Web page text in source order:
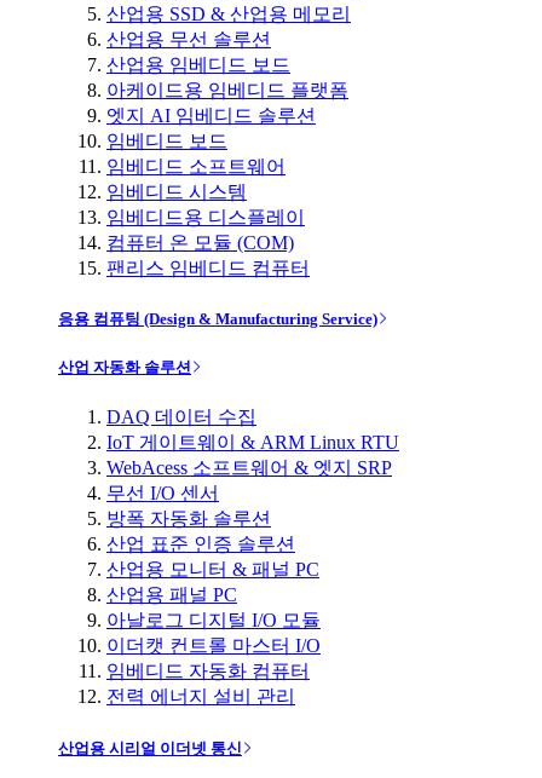
산업용 SSD & 산업용 메모리
산업용 무선 솔루션
산업용 임베디드 보드
아케이드용 임베디드 플랫폼
엣지 AI 임베디드 솔루션
임베디드 보드
임베디드 소프트웨어
임베디드 시스템
임베디드용 디스플레이
컴퓨터 온 모듈 (COM)
팬리스 임베디드 컴퓨터
응용 컴퓨팅 (Design & Manufacturing Service)
산업 자동화 솔루션
DAQ 데이터 수집
IoT 게이트웨이 & ARM Linux RTU
WebAcess 소프트웨어 & 엣지 SRP
무선 I/O 센서
방폭 자동화 솔루션
산업 표준 인증 솔루션
산업용 모니터 & 패널 PC
산업용 패널 PC
아날로그 디지털 I/O 모듈
이더캣 컨트롤 마스터 I/O
임베디드 자동화 컴퓨터
전력 에너지 설비 관리
산업용 시리얼 이더넷 통신